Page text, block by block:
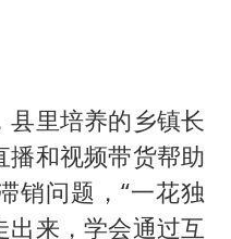
里培养的乡镇长
播和视频带货帮助
销问题，“一花独
出来，学会通过互